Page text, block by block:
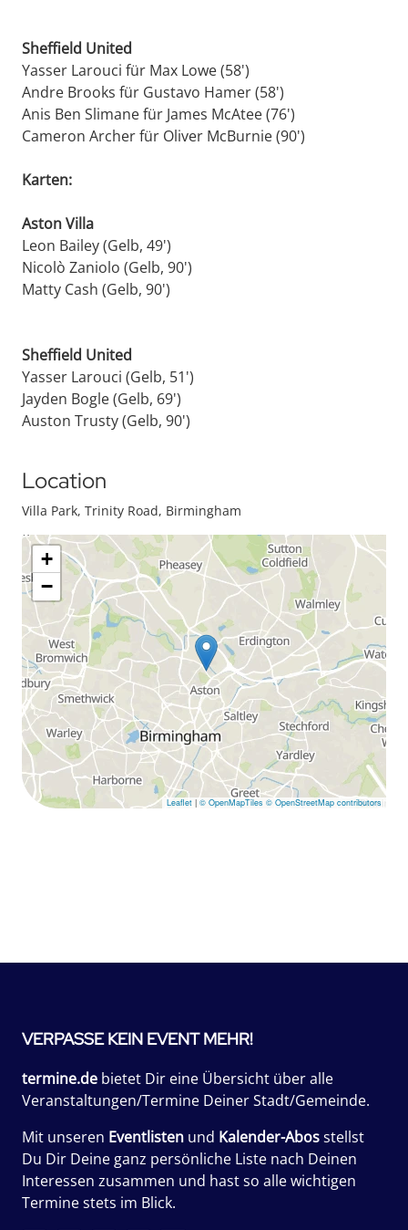
Sheffield United
Yasser Larouci für Max Lowe (58')
Andre Brooks für Gustavo Hamer (58')
Anis Ben Slimane für James McAtee (76')
Cameron Archer für Oliver McBurnie (90')
Karten:
Aston Villa
Leon Bailey (Gelb, 49')
Nicolò Zaniolo (Gelb, 90')
Matty Cash (Gelb, 90')
Sheffield United
Yasser Larouci (Gelb, 51')
Jayden Bogle (Gelb, 69')
Auston Trusty (Gelb, 90')
Location
Villa Park, Trinity Road, Birmingham
+
−
Leaflet | © OpenMapTiles © OpenStreetMap contributors
VERPASSE KEIN EVENT MEHR!
termine.de bietet Dir eine Übersicht über alle
Veranstaltungen/Termine Deiner Stadt/Gemeinde.
Mit unseren Eventlisten und Kalender-Abosstellst
Du Dir Deine ganz persönliche Liste nach Deinen
Interessen zusammen und hast so alle wichtigen
Termine stets im Blick.